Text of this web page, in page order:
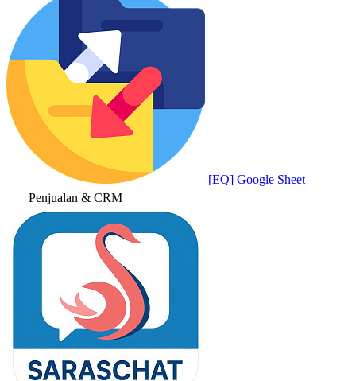
[EQ] Google Sheet
Penjualan & CRM